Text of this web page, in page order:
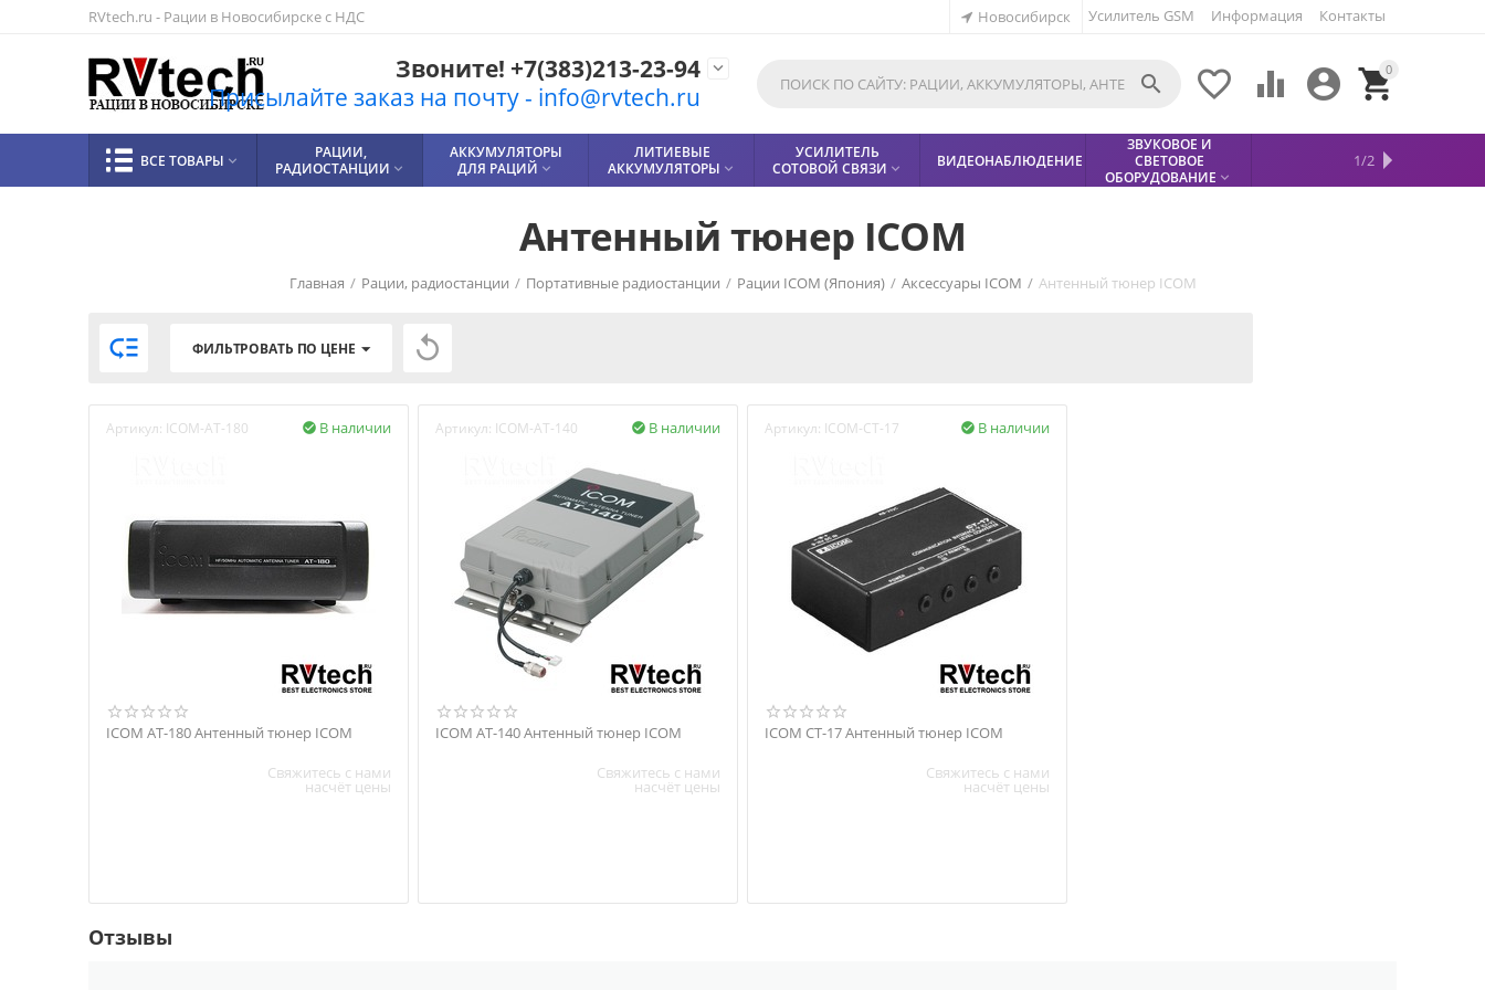
RVtech.ru - Рации в Новосибирске с НДС Усилитель GSM Информация Контакты
Новосибирск
Звоните! +7(383)213-23-94
Присылайте заказ на почту - info@rvtech.ru
 0


 

ВСЕ ТОВАРЫ 
РАЦИИ,
РАДИОСТАНЦИИ 
АККУМУЛЯТОРЫ
ДЛЯ РАЦИЙ 
ЛИТИЕВЫЕ
АККУМУЛЯТОРЫ 
УСИЛИТЕЛЬ
СОТОВОЙ СВЯЗИ  ВИДЕОНАБЛЮДЕНИЕ
ЗВУКОВОЕ И
СВЕТОВОЕ
ОБОРУДОВАНИЕ 
МЕТАЛЛОДЕТЕКТОР
СФИНКС (SPHINX)
БЕЗОПАСНОСТЬ 
КИСЛОТНЫЕ
АККУМУЛЯТОРЫ 
1/2
Антенный тюнер ICOM
Главная / Рации, радиостанции / Портативные радиостанции / Рации ICOM (Япония) / Аксессуары ICOM / Антенный тюнер ICOM
 ФИЛЬТРОВАТЬ ПО ЦЕНЕ 
Артикул: ICOM-AT-180 В наличии

ICOM AT-180 Антенный тюнер ICOM
Свяжитесь с нами
насчёт цены
Артикул: ICOM-AT-140 В наличии

ICOM AT-140 Антенный тюнер ICOM
Свяжитесь с нами
насчёт цены
Артикул: ICOM-CT-17 В наличии

ICOM CT-17 Антенный тюнер ICOM
Свяжитесь с нами
насчёт цены
Отзывы